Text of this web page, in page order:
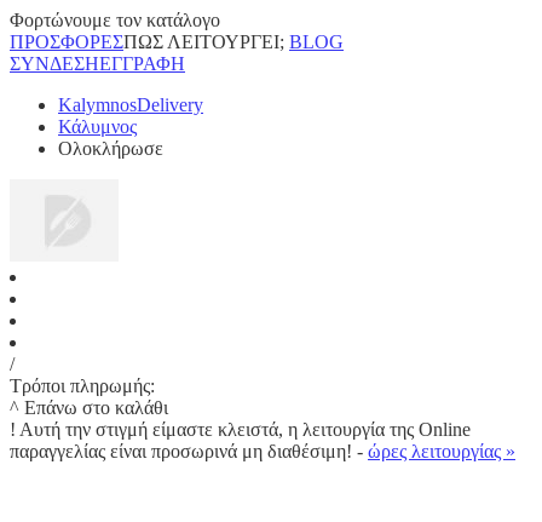
Φορτώνουμε τον κατάλογο
ΠΡΟΣΦΟΡΕΣΠΩΣ ΛΕΙΤΟΥΡΓΕΙ; BLOG
ΣΥΝΔΕΣΗΕΓΓΡΑΦΗ
KalymnosDelivery
Κάλυμνος
Ολοκλήρωσε
/
Τρόποι πληρωμής:
^ Επάνω στο καλάθι
! Αυτή την στιγμή είμαστε κλειστά, η λειτουργία της Online
παραγγελίας είναι προσωρινά μη διαθέσιμη! - ώρες λειτουργίας »